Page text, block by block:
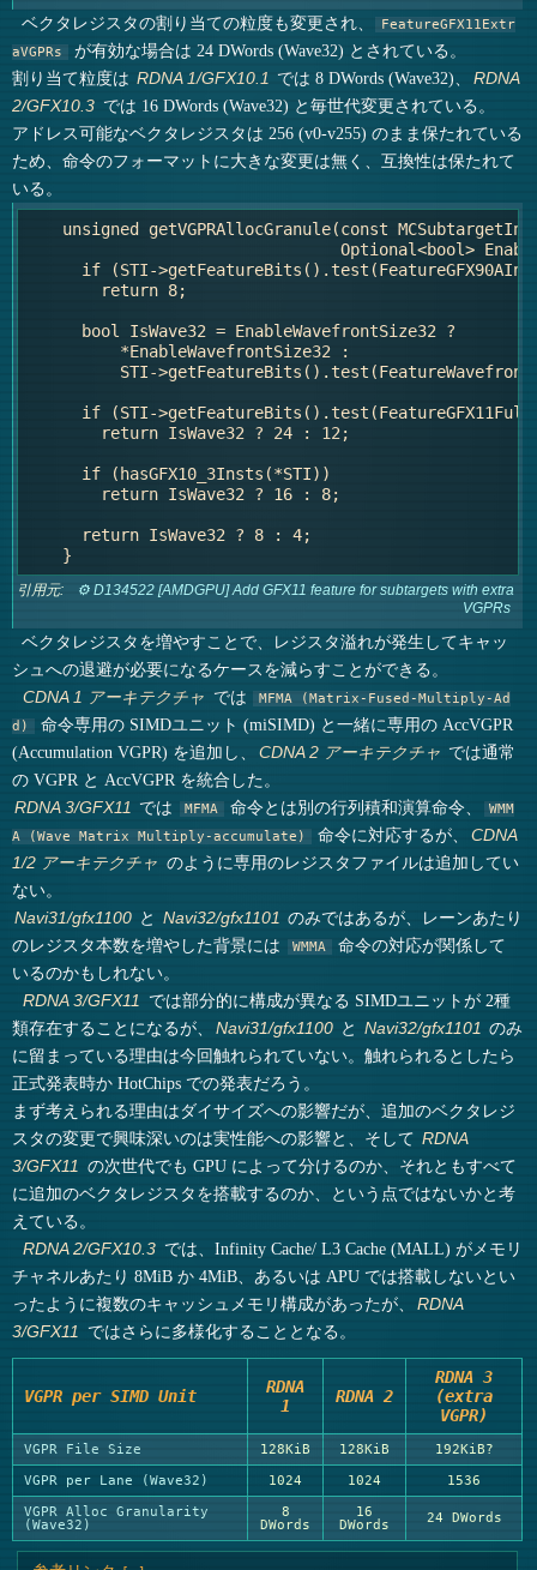
ベクタレジスタの割り当ての粒度も変更され、
FeatureGFX11Extr
aVGPRs
が有効な場合は 24 DWords (Wave32) とされている。
割り当て粒度は RDNA 1/GFX10.1 では 8 DWords (Wave32)、
RDNA
2/GFX10.3 では 16 DWords (Wave32) と毎世代変更されている。
アドレス可能なベクタレジスタは 256 (v0-v255) のまま保たれている
ため、命令のフォーマットに大きな変更は無く、互換性は保たれて
いる。
unsigned getVGPRAllocGranule(const
Optional<bool>
if (STI-
        return 8;
      bool IsWave32 = EnableWavefrontSize32 ?
          *EnableWavefrontSize32 :
STI-
if (STI-
        return IsWave32 ? 24 : 12;
      if (hasGFX10_3Insts(*STI))
        return IsWave32 ? 16 : 8;
      return IsWave32 ? 8 : 4;
引用元:
⚙ D134522 [AMDGPU] Add GFX11 feature for subtargets with extra
VGPRs
ベクタレジスタを増やすことで、レジスタ溢れが発生してキャッ
シュへの退避が必要になるケースを減らすことができる。
CDNA 1 アーキテクチャ では
MFMA (Matrix-Fused-Multiply-Ad
d)
命令専用の SIMDユニット (miSIMD) と一緒に専用の AccVGPR
(Accumulation VGPR) を追加し、
CDNA 2 アーキテクチャ では通常
の VGPR と AccVGPR を統合した。
RDNA 3/GFX11 では MFMA 命令とは別の行列積和演算命令、
WMM
A (Wave Matrix Multiply-accumulate)
命令に対応するが、
CDNA
1/2 アーキテクチャ のように専用のレジスタファイルは追加してい
ない。
Navi31/gfx1100 と Navi32/gfx1101 のみではあるが、レーンあたり
のレジスタ本数を増やした背景には
WMMA
命令の対応が関係して
いるのかもしれない。
RDNA 3/GFX11
では部分的に構成が異なる SIMDユニットが 2種
類存在することになるが、
Navi31/gfx1100 と Navi32/gfx1101 のみ
に留まっている理由は今回触れられていない。触れられるとしたら
正式発表時か HotChips での発表だろう。
まず考えられる理由はダイサイズへの影響だが、追加のベクタレジ
スタの変更で興味深いのは実性能への影響と、そして RDNA
3/GFX11 の次世代でも GPU によって分けるのか、それともすべて
に追加のベクタレジスタを搭載するのか、という点ではないかと考
えている。
RDNA 2/GFX10.3 では、Infinity Cache/ L3 Cache (MALL) がメモリ
チャネルあたり 8MiB か 4MiB、あるいは APU では搭載しないとい
ったように複数のキャッシュメモリ構成があったが、
RDNA
3/GFX11
ではさらに多様化することとなる。
VGPR per SIMD Unit
RDNA
1
RDNA 2
RDNA 3
(extra
VGPR)
VGPR File Size 128KiB 128KiB
192KiB?
VGPR per Lane (Wave32)
1024 1024
1536
VGPR Alloc Granularity
(Wave32)
8
DWords
16
DWords
24 DWords